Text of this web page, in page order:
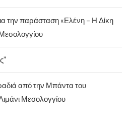
την παράσταση «Ελένη – Η Δίκη
από την Μπάντα του
Μεσολογγίου